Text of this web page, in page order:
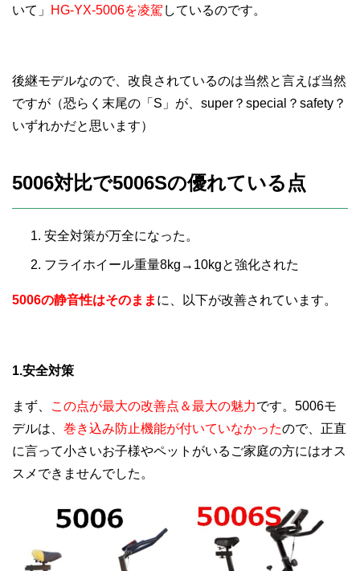
いて」
HG-YX-5006を凌駕 しているのです。
後継モデルなので、改良されているのは当然と言えば当然
ですが（恐らく末尾の「S」が、super？special？safety？
いずれかだと思います）
5006対比で5006Sの優れている点
安全対策が万全になった。
フライホイール重量8kg→10kgと強化された
5006の静音性はそのまま に、以下が改善されています。
1.安全対策
まず、 この点が最大の改善点＆最大の魅力です。5006モ
デルは、 巻き込み防止機能が付いていなかったので、正直
に言って小さいお子様やペットがいるご家庭の方にはオス
スメできませんでした。